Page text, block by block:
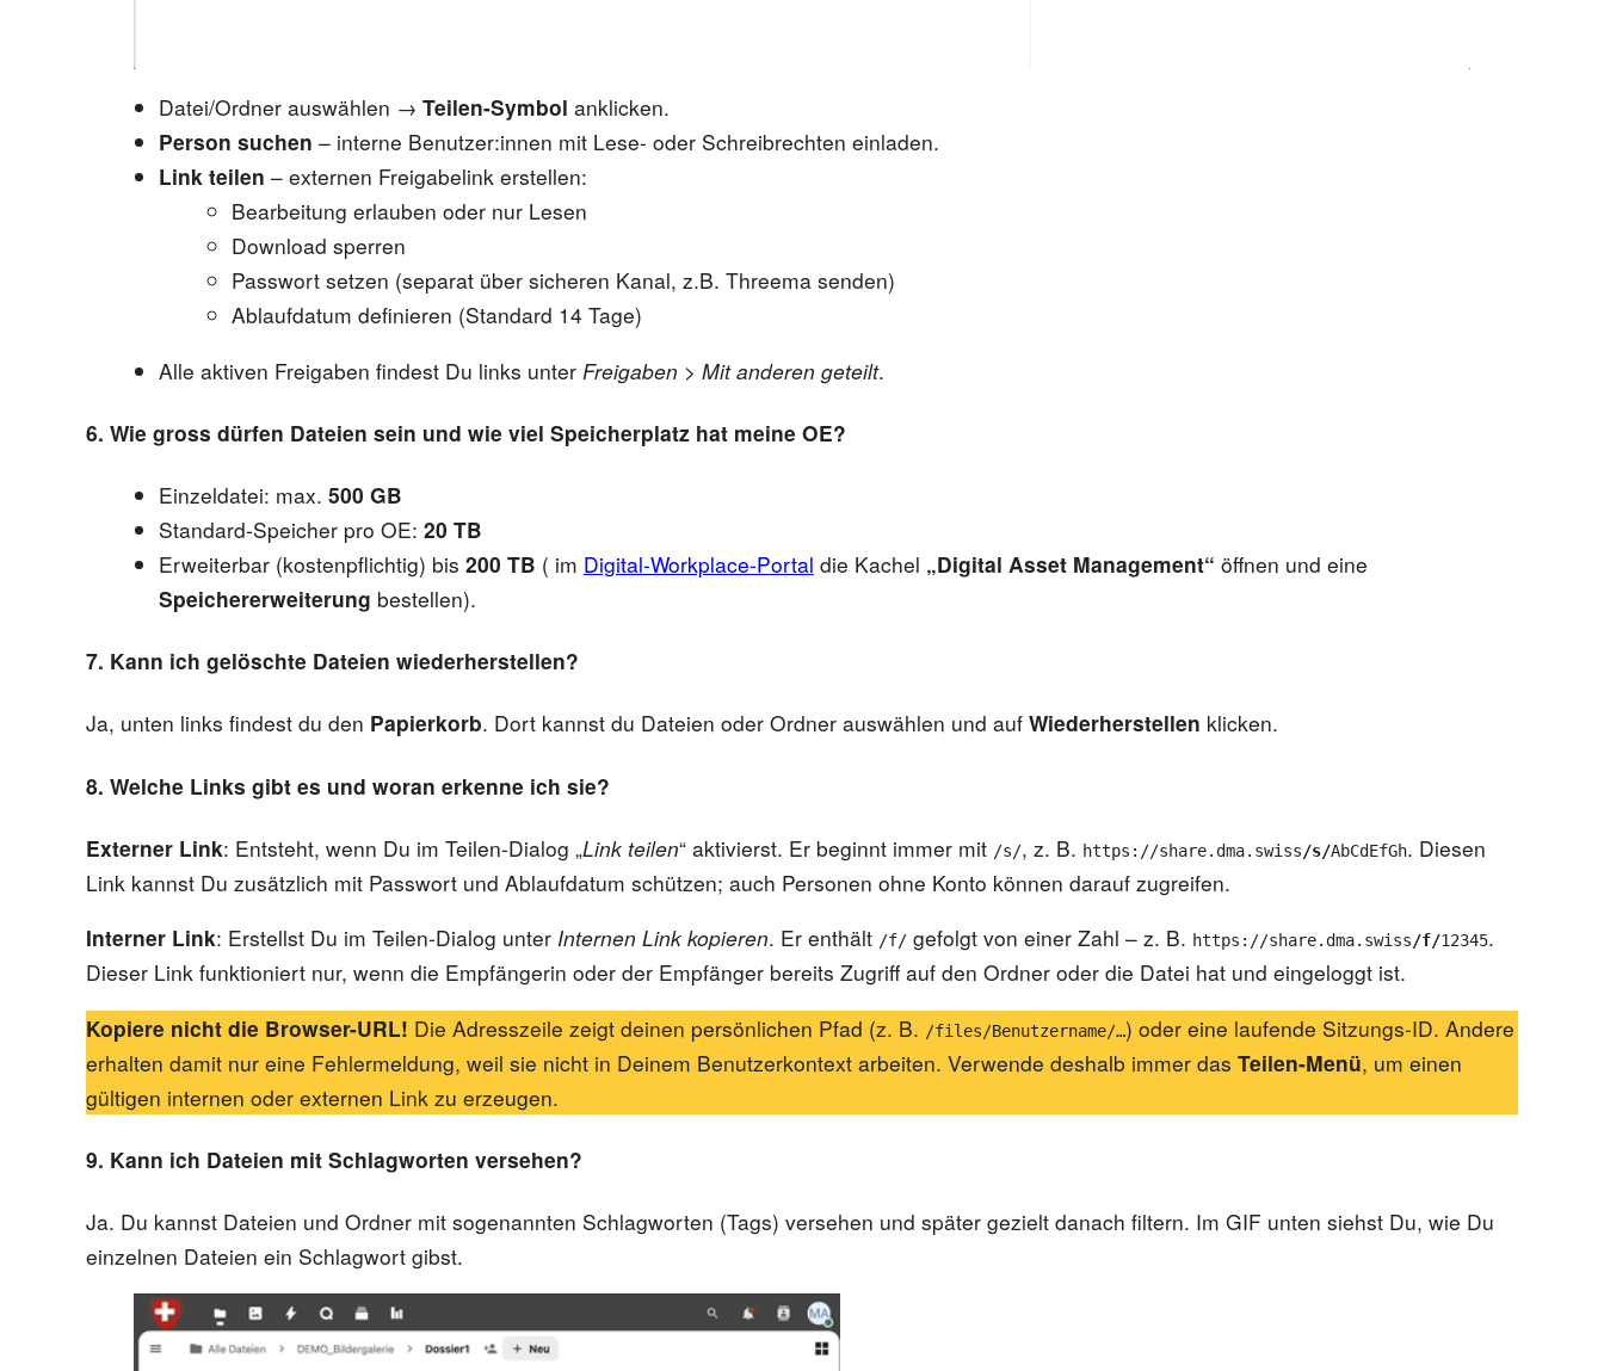
Datei/Ordner auswählen → Teilen-Symbol anklicken.
Person suchen – interne Benutzer:innen mit Lese- oder Schreibrechten einladen.
Link teilen – externen Freigabelink erstellen:
Bearbeitung erlauben oder nur Lesen
Download sperren
Passwort setzen (separat über sicheren Kanal, z.B. Threema senden)
Ablaufdatum definieren (Standard 14 Tage)
Alle aktiven Freigaben findest Du links unter Freigaben > Mit anderen geteilt.
6. Wie gross dürfen Dateien sein und wie viel Speicherplatz hat meine OE?
Einzeldatei: max. 500 GB
Standard-Speicher pro OE: 20 TB
Erweiterbar (kostenpflichtig) bis 200 TB ( im Digital-Workplace-Portal die Kachel „Digital Asset Management“ öffnen und eine
Speichererweiterung bestellen).
7. Kann ich gelöschte Dateien wiederherstellen?
Ja, unten links findest du den Papierkorb. Dort kannst du Dateien oder Ordner auswählen und auf Wiederherstellen klicken.
8. Welche Links gibt es und woran erkenne ich sie?
Externer Link: Entsteht, wenn Du im Teilen-Dialog „Link teilen“ aktivierst. Er beginnt immer mit /s/, z. B. https://share.dma.swiss/s/AbCdEfGh. Diesen
Link kannst Du zusätzlich mit Passwort und Ablaufdatum schützen; auch Personen ohne Konto können darauf zugreifen.
Interner Link: Erstellst Du im Teilen-Dialog unter Internen Link kopieren. Er enthält /f/ gefolgt von einer Zahl – z. B. https://share.dma.swiss/f/12345.
Dieser Link funktioniert nur, wenn die Empfängerin oder der Empfänger bereits Zugriff auf den Ordner oder die Datei hat und eingeloggt ist.
Kopiere nicht die Browser-URL! Die Adresszeile zeigt deinen persönlichen Pfad (z. B. /files/Benutzername/…) oder eine laufende Sitzungs-ID. Andere
erhalten damit nur eine Fehlermeldung, weil sie nicht in Deinem Benutzerkontext arbeiten. Verwende deshalb immer das Teilen-Menü, um einen
gültigen internen oder externen Link zu erzeugen.
9. Kann ich Dateien mit Schlagworten versehen?
Ja. Du kannst Dateien und Ordner mit sogenannten Schlagworten (Tags) versehen und später gezielt danach filtern. Im GIF unten siehst Du, wie Du
einzelnen Dateien ein Schlagwort gibst.